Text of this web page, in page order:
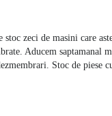
stoc zeci de masini care
Aducem saptamanal
Stoc de piese